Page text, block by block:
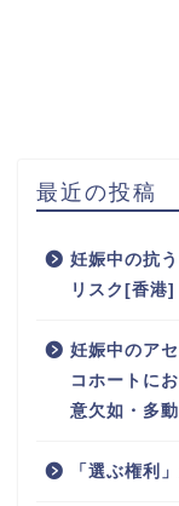
最近の投稿
妊娠中の抗
リスク[香港]
妊娠中のア
コホートに
意欠如・多
「選ぶ権利